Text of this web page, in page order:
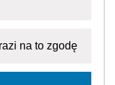
na to zgodę